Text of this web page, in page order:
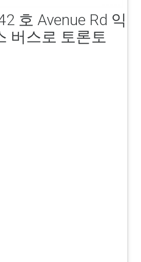
호 Avenue Rd 익
버스로 토론토